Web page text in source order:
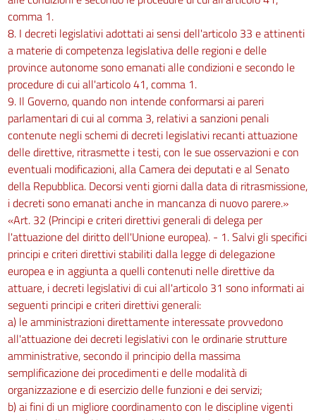
comma 1.
8. I decreti legislativi adottati ai sensi dell'articolo 33 e attinenti
a materie di competenza legislativa delle regioni e delle
province autonome sono emanati alle condizioni e secondo le
procedure di cui all'articolo 41, comma 1.
9. Il Governo, quando non intende conformarsi ai pareri
parlamentari di cui al comma 3, relativi a sanzioni penali
contenute negli schemi di decreti legislativi recanti attuazione
delle direttive, ritrasmette i testi, con le sue osservazioni e con
eventuali modificazioni, alla Camera dei deputati e al Senato
della Repubblica. Decorsi venti giorni dalla data di ritrasmissione,
i decreti sono emanati anche in mancanza di nuovo parere.»
«Art. 32 (Principi e criteri direttivi generali di delega per
l'attuazione del diritto dell'Unione europea). - 1. Salvi gli specifici
principi e criteri direttivi stabiliti dalla legge di delegazione
europea e in aggiunta a quelli contenuti nelle direttive da
attuare, i decreti legislativi di cui all'articolo 31 sono informati ai
seguenti principi e criteri direttivi generali:
a) le amministrazioni direttamente interessate provvedono
all'attuazione dei decreti legislativi con le ordinarie strutture
amministrative, secondo il principio della massima
semplificazione dei procedimenti e delle modalità di
organizzazione e di esercizio delle funzioni e dei servizi;
b) ai fini di un migliore coordinamento con le discipline vigenti